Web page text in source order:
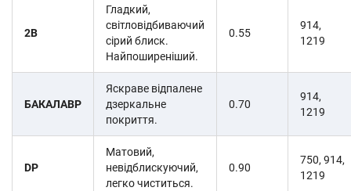
2B
Гладкий,
світловідбиваючий
сірий блиск.
Найпоширеніший.
0.55
914,
1219
БАКАЛАВР
Яскраве відпалене
дзеркальне
покриття.
0.70
914,
1219
DP
Матовий,
невідблискуючий,
легко чиститься.
0.90
750, 914,
1219